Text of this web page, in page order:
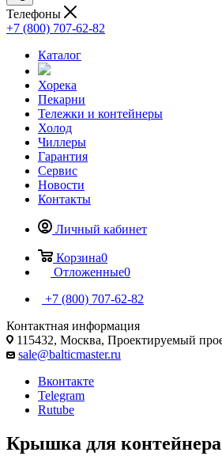
Телефоны
+7 (800) 707-62-82
Каталог
Хорека
Пекарни
Тележки и контейнеры
Холод
Чиллеры
Гарантия
Сервис
Новости
Контакты
Личный кабинет
Корзина0
Отложенные0
+7 (800) 707-62-82
Контактная информация
115432, Москва, Проектируемый
sale@balticmaster.ru
Вконтакте
Telegram
Rutube
Крышка для контейнера